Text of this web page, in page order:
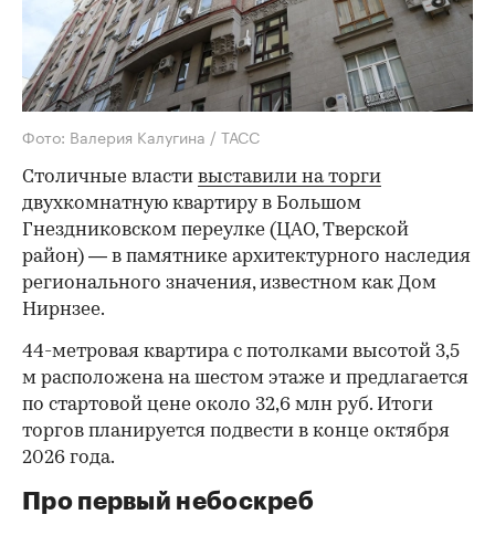
Фото: Валерия Калугина / ТАСС
Столичные власти выставили на торги
двухкомнатную квартиру в Большом
Гнездниковском переулке (ЦАО, Тверской
район) — в памятнике архитектурного наследия
регионального значения, известном как Дом
Нирнзее.
44-метровая квартира с потолками высотой 3,5
м расположена на шестом этаже и предлагается
по стартовой цене около 32,6 млн руб. Итоги
торгов планируется подвести в конце октября
2026 года.
Про первый небоскреб